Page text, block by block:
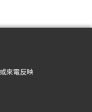
來電反映